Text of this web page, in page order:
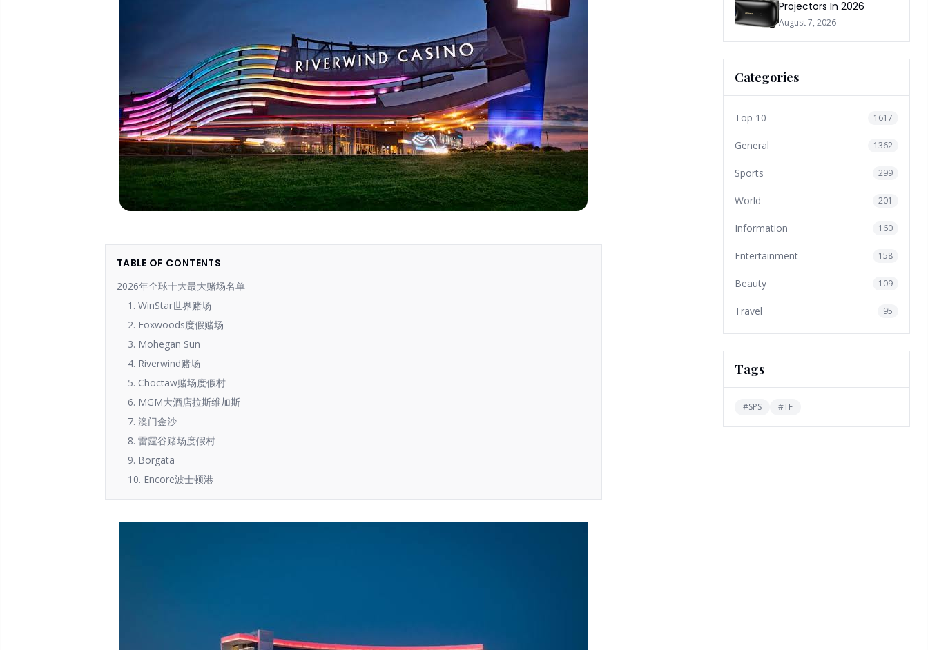
TABLE OF CONTENTS
2026年全球十大最大赌场名单
1. WinStar世界赌场
2. Foxwoods度假赌场
3. Mohegan Sun
4. Riverwind赌场
5. Choctaw赌场度假村
6. MGM大酒店拉斯维加斯
7. 澳门金沙
8. 雷霆谷赌场度假村
9. Borgata
10. Encore波士顿港
Projectors In 2026
August 7, 2026
Categories
Top 10 1617
General 1362
Sports 299
World 201
Information 160
Entertainment 158
Beauty 109
Travel 95
Tags
#SPS #TF